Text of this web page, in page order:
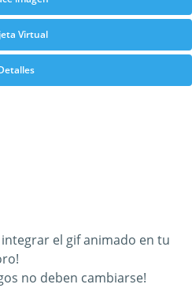
Virtual
el gif animado en tu
no deben cambiarse!